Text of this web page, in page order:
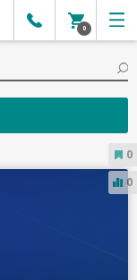
0
ОТ
0
0